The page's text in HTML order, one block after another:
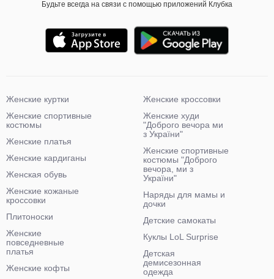
Будьте всегда на связи с помощью приложений Клубка
Женские куртки
Женские спортивные
костюмы
Женские платья
Женские кардиганы
Женская обувь
Женские кожаные
кроссовки
Плитоноски
Женские
повседневные
платья
Женские кофты
Женские кроссовки
Женские худи
"Доброго вечора ми
з України"
Женские спортивные
костюмы "Доброго
вечора, ми з
України"
Наряды для мамы и
дочки
Детские самокаты
Куклы LoL Surprise
Детская
демисезонная
одежда